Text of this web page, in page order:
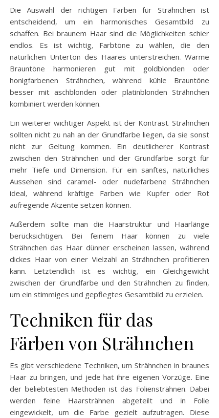
Die Auswahl der richtigen Farben für Strähnchen ist
entscheidend, um ein harmonisches Gesamtbild zu
schaffen. Bei braunem Haar sind die Möglichkeiten schier
endlos. Es ist wichtig, Farbtöne zu wählen, die den
natürlichen Unterton des Haares unterstreichen. Warme
Brauntöne harmonieren gut mit goldblonden oder
honigfarbenen Strähnchen, während kühle Brauntöne
besser mit aschblonden oder platinblonden Strähnchen
kombiniert werden können.
Ein weiterer wichtiger Aspekt ist der Kontrast. Strähnchen
sollten nicht zu nah an der Grundfarbe liegen, da sie sonst
nicht zur Geltung kommen. Ein deutlicherer Kontrast
zwischen den Strähnchen und der Grundfarbe sorgt für
mehr Tiefe und Dimension. Für ein sanftes, natürliches
Aussehen sind caramel- oder nudefarbene Strähnchen
ideal, während kräftige Farben wie Kupfer oder Rot
aufregende Akzente setzen können.
Außerdem sollte man die Haarstruktur und Haarlänge
berücksichtigen. Bei feinem Haar können zu viele
Strähnchen das Haar dünner erscheinen lassen, während
dickes Haar von einer Vielzahl an Strähnchen profitieren
kann. Letztendlich ist es wichtig, ein Gleichgewicht
zwischen der Grundfarbe und den Strähnchen zu finden,
um ein stimmiges und gepflegtes Gesamtbild zu erzielen.
Techniken für das
Färben von Strähnchen
Es gibt verschiedene Techniken, um Strähnchen in braunes
Haar zu bringen, und jede hat ihre eigenen Vorzüge. Eine
der beliebtesten Methoden ist das Foliensträhnen. Dabei
werden feine Haarsträhnen abgeteilt und in Folie
eingewickelt, um die Farbe gezielt aufzutragen. Diese